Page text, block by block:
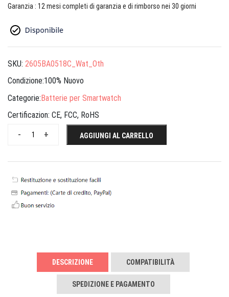
Garanzia : 12 mesi completi di garanzia e di rimborso nei 30 giorni
SKU: 2605BA0518C_Wat_Oth
Condizione:100% Nuovo
Categorie:Batterie per Smartwatch
Certificazion: CE, FCC, RoHS
+
- AGGIUNGI AL CARRELLO
DESCRIZIONE COMPATIBILITÀ
SPEDIZIONE E PAGAMENTO